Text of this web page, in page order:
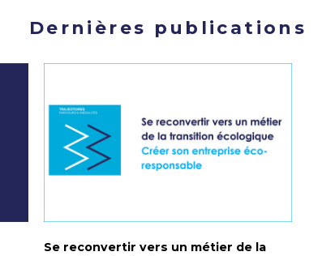
Dernières publications
Se reconvertir vers un métier de la